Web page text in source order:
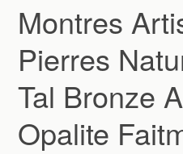
Montres
Pierres
Tal Bronze
Opalite